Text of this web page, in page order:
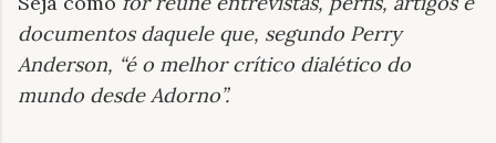
documentos daquele que, segundo Perry
Anderson, “é o melhor crítico dialético do
mundo desde Adorno”.